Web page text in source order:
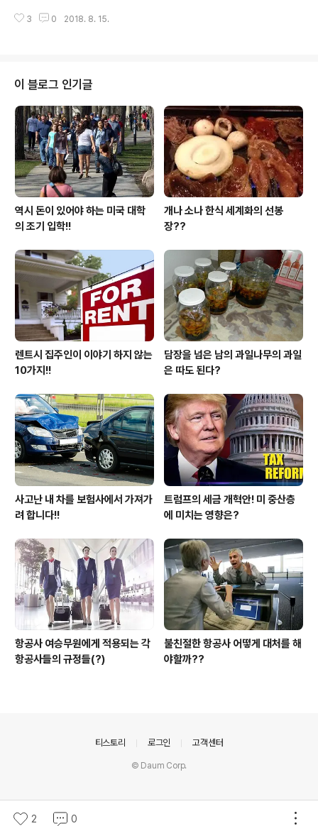
는 이들이 많이 이용을 한다고 생각을 하나 우리의 머리 속
즐겨 드시는 미국인들이 많아 진것은 사실입니다. 무척 새
오면 일본말로 인사를 하는 것도 이제는 더이상 낯설은 모
습은 아닙니다. 미국인들이 스시에 맛을 알게 된것은 이런
일식당이 감칠 맛을 창조해 손님이 몰린게 아니라 몇 십년
동안 일본 정부가 그들의 음식 문화를 세계에 전파시키기
위해 갖은 노력을 했다고 보는 것이 더 타당할 겁니다. 그런
데 그런 음식 문화를 전파를 해야 할 일본인들..
3 0 2018. 8. 15.
이 블로그 인기글
역시 돈이 있어야 하는 미국 대학
의 조기 입학!!
개나 소나 한식 세계화의 선봉
장??
렌트시 집주인이 이야기 하지 않는
10가지!!
담장을 넘은 남의 과일나무의 과일
은 따도 된다?
사고난 내 차를 보험사에서 가져가
려 합니다!!
트럼프의 세금 개혁안! 미 중산층
에 미치는 영향은?
항공사 여승무원에게 적용되는 각
항공사들의 규정들(?)
불친절한 항공사 어떻게 대처를 해
야할까??
2 0
티스토리 로그인 고객센터
© Daum Corp.